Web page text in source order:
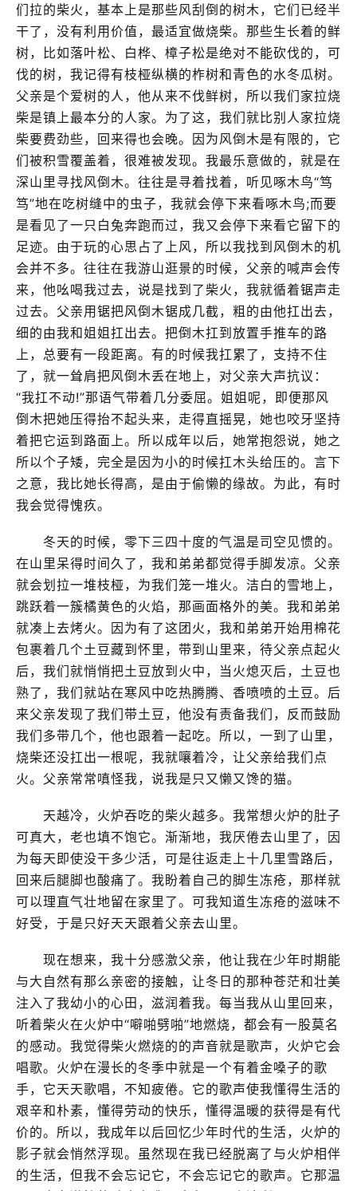
们拉的柴火，基本上是那些风刮倒的树木，它们已经半
干了，没有利用价值，最适宜做烧柴。那些生长着的鲜
树，比如落叶松、白桦、樟子松是绝对不能砍伐的，可
伐的树，我记得有枝桠纵横的柞树和青色的水冬瓜树。
父亲是个爱树的人，他从来不伐鲜树，所以我们家拉烧
柴是镇上最本分的人家。为了这，我们就比别人家拉烧
柴要费劲些，回来得也会晚。因为风倒木是有限的，它
们被积雪覆盖着，很难被发现。我最乐意做的，就是在
深山里寻找风倒木。往往是寻着找着，听见啄木鸟“笃
笃”地在吃树缝中的虫子，我就会停下来看啄木鸟;而要
是看见了一只白兔奔跑而过，我又会停下来看它留下的
足迹。由于玩的心思占了上风，所以我找到风倒木的机
会并不多。往往在我游山逛景的时候，父亲的喊声会传
来，他吆喝我过去，说是找到了柴火，我就循着锯声走
过去。父亲用锯把风倒木锯成几截，粗的由他扛出去，
细的由我和姐姐扛出去。把倒木扛到放置手推车的路
上，总要有一段距离。有的时候我扛累了，支持不住
了，就一耸肩把风倒木丢在地上，对父亲大声抗议：
“我扛不动!”那语气带着几分委屈。姐姐呢，即便那风
倒木把她压得抬不起头来，走得直摇晃，她也咬牙坚持
着把它运到路面上。所以成年以后，她常抱怨说，她之
所以个子矮，完全是因为小的时候扛木头给压的。言下
之意，我比她长得高，是由于偷懒的缘故。为此，有时
我会觉得愧疚。
冬天的时候，零下三四十度的气温是司空见惯的。
在山里呆得时间久了，我和弟弟都觉得手脚发凉。父亲
就会划拉一堆枝桠，为我们笼一堆火。洁白的雪地上，
跳跃着一簇橘黄色的火焰，那画面格外的美。我和弟弟
就凑上去烤火。因为有了这团火，我和弟弟开始用棉花
包裹着几个土豆藏到怀里，带到山里来，待父亲点起火
后，我们就悄悄把土豆放到火中，当火熄灭后，土豆也
熟了，我们就站在寒风中吃热腾腾、香喷喷的土豆。后
来父亲发现了我们带土豆，他没有责备我们，反而鼓励
我们多带几个，他也跟着一起吃。所以，一到了山里，
烧柴还没扛出一根呢，我就嚷着冷，让父亲给我们点
火。父亲常常嗔怪我，说我是只又懒又馋的猫。
天越冷，火炉吞吃的柴火越多。我常想火炉的肚子
可真大，老也填不饱它。渐渐地，我厌倦去山里了，因
为每天即使没干多少活，可是往返走上十几里雪路后，
回来后腿脚也酸痛了。我盼着自己的脚生冻疮，那样就
可以理直气壮地留在家里了。可我知道生冻疮的滋味不
好受，于是只好天天跟着父亲去山里。
现在想来，我十分感激父亲，他让我在少年时期能
与大自然有那么亲密的接触，让冬日的那种苍茫和壮美
注入了我幼小的心田，滋润着我。每当我从山里回来，
听着柴火在火炉中“噼啪劈啪”地燃烧，都会有一股莫名
的感动。我觉得柴火燃烧的的声音就是歌声，火炉它会
唱歌。火炉在漫长的冬季中就是一个有着金嗓子的歌
手，它天天歌唱，不知疲倦。它的歌声使我懂得生活的
艰辛和朴素，懂得劳动的快乐，懂得温暖的获得是有代
价的。所以，我成年以后回忆少年时代的生活，火炉的
影子就会悄然浮现。虽然现在我已经脱离了与火炉相伴
的生活，但我不会忘记它，不会忘记它的歌声。它那温